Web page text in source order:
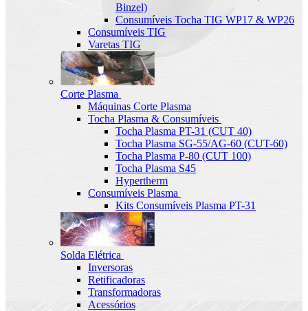
Binzel)
Consumíveis Tocha TIG WP17 & WP26
Consumíveis TIG
Varetas TIG
Corte Plasma
Máquinas Corte Plasma
Tocha Plasma & Consumíveis
Tocha Plasma PT-31 (CUT 40)
Tocha Plasma SG-55/AG-60 (CUT-60)
Tocha Plasma P-80 (CUT 100)
Tocha Plasma S45
Hypertherm
Consumíveis Plasma
Kits Consumíveis Plasma PT-31
Solda Elétrica
Inversoras
Retificadoras
Transformadoras
Acessórios